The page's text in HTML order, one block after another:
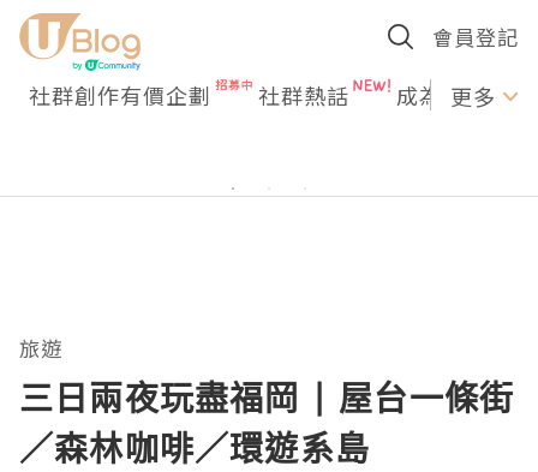
會員登記
社群創作有價企劃 社群熱話 成為U更多
旅遊
三日兩夜玩盡福岡 | 屋台一條街
／森林咖啡／環遊系島